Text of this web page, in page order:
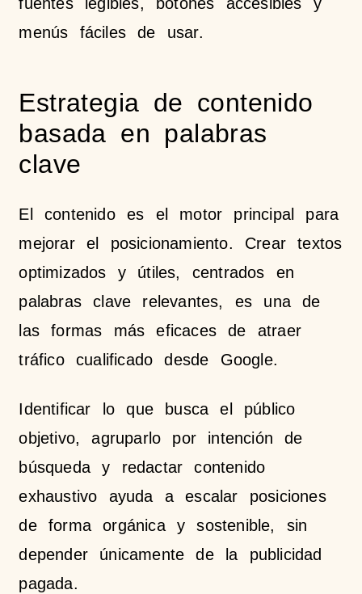
fuentes legibles, botones accesibles y
menús fáciles de usar.
Estrategia de contenido
basada en palabras
clave
El contenido es el motor principal para
mejorar el posicionamiento. Crear textos
optimizados y útiles, centrados en
palabras clave relevantes, es una de
las formas más eficaces de atraer
tráfico cualificado desde Google.
Identificar lo que busca el público
objetivo, agruparlo por intención de
búsqueda y redactar contenido
exhaustivo ayuda a escalar posiciones
de forma orgánica y sostenible, sin
depender únicamente de la publicidad
pagada.